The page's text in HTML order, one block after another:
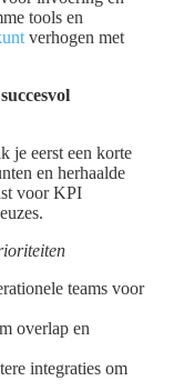
tools en
verhogen met
je eerst een korte
en herhaalde
voor KPI
teams voor
overlap en
integraties om